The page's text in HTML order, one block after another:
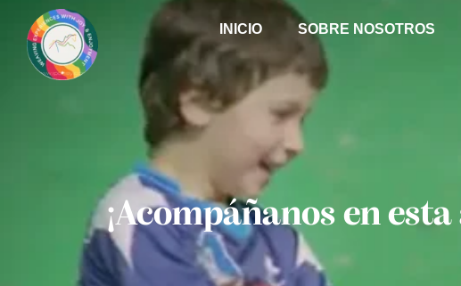
INICIO SOBRE NOSOTROS
¡Acompáñanos en